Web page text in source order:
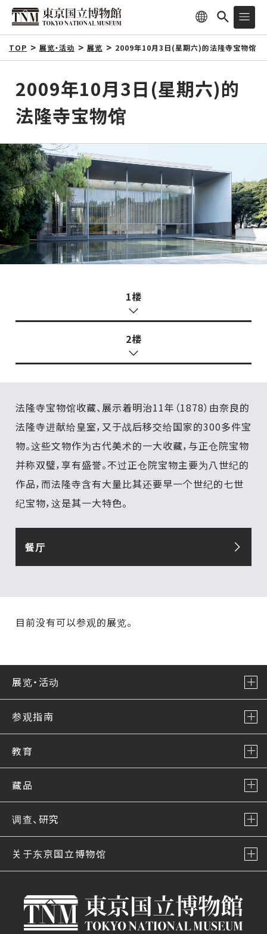
TOP 展览・活动 展览 2009年10月3日(星期六)的法隆寺宝物馆
2009年10月3日(星期六)的
法隆寺宝物馆
1楼
2楼
法隆寺宝物馆收藏、展示着明治11年（1878）由奈良的
法隆寺进献给皇室，又于战后移交给国家的300多件宝
物。这些文物作为古代美术的一大收藏，与正仓院宝物
并称双璧，享有盛誉。不过正仓院宝物主要为八世纪的
作品，而法隆寺含有大量比其还要早一个世纪的七世
纪宝物，这是其一大特色。
餐厅
目前没有可以参观的展览。
展览・活动
参观指南
教育
藏品
调查、研究
关于东京国立博物馆